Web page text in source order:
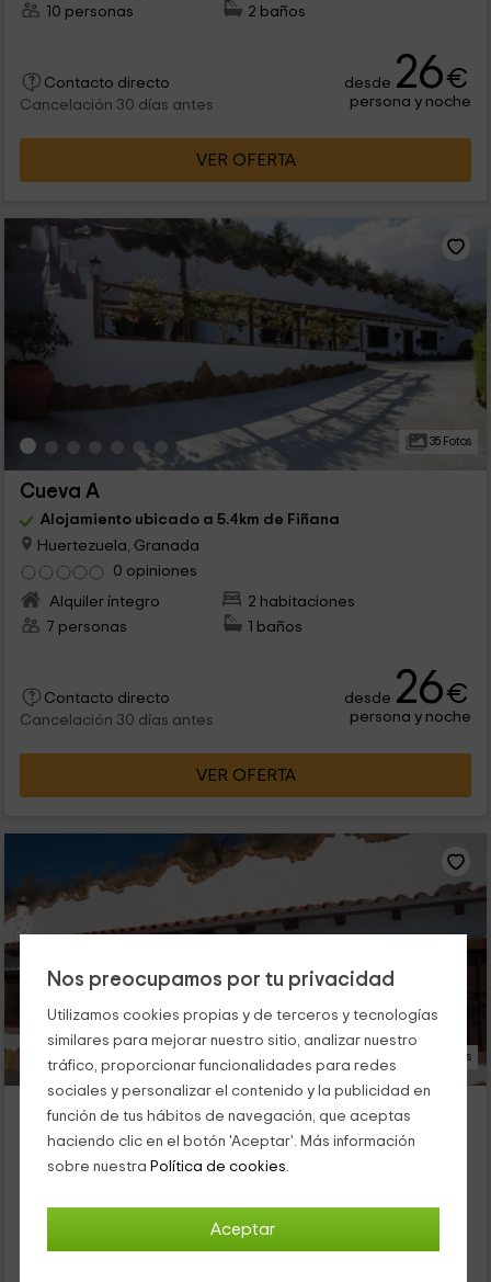
Nos preocupamos por tu privacidad
Utilizamos cookies propias y de terceros y tecnologías
similares para mejorar nuestro sitio, analizar nuestro
tráfico, proporcionar funcionalidades para redes
sociales y personalizar el contenido y la publicidad en
función de tus hábitos de navegación, que aceptas
haciendo clic en el botón 'Aceptar'. Más información
sobre nuestra Política de cookies.
Aceptar
10 personas
2 baños
Contacto directo
Cancelación 30 días antes
desde 26€
persona y noche
VER OFERTA
35 Fotos
Cueva A
Alojamiento ubicado a 5.4km de Fiñana
Huertezuela, Granada
0 opiniones
Alquiler íntegro
2 habitaciones
7 personas
1 baños
Contacto directo
Cancelación 30 días antes
desde 26€
persona y noche
VER OFERTA
36 Fotos
Cueva B
Alojamiento ubicado a 5.4km de Fiñana
Huertezuela, Granada